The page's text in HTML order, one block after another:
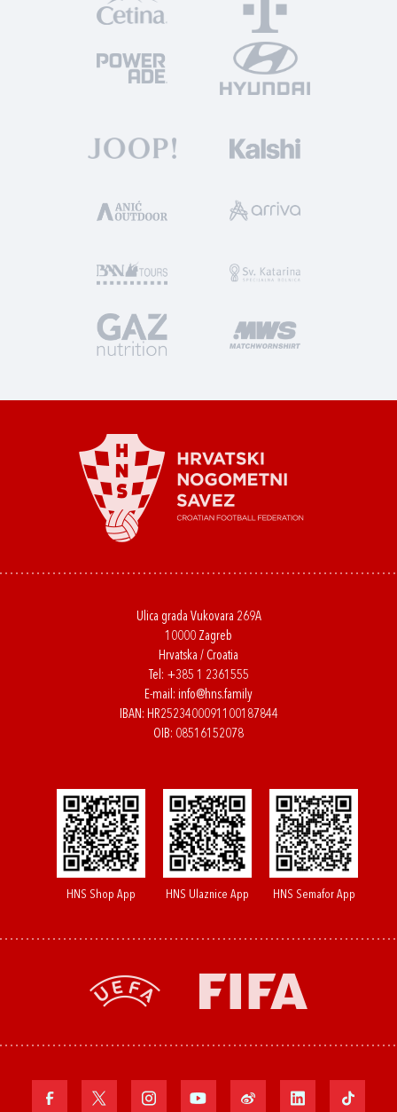
Ulica grada Vukovara 269A
10000 Zagreb
Hrvatska / Croatia
Tel: +385 1 2361555
E-mail: info@hns.family
IBAN: HR2523400091100187844
OIB: 08516152078
HNS Shop App HNS Ulaznice App HNS Semafor App